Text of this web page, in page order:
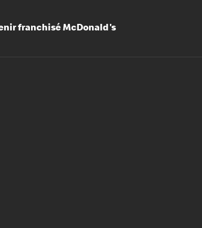
franchiséMcDonald's
Les